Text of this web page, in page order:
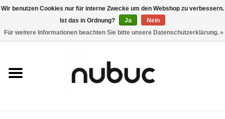
0 Artikel - CHF 0,00
Damen
Wir benutzen Cookies nur für interne Zwecke um den Webshop zu verbessern.
Ist das in Ordnung?
Ja
Nein
Für weitere Informationen beachten Sie bitte unsere Datenschutzerklärung. »